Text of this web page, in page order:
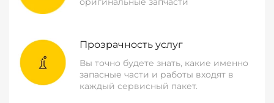
Прозрачность услуг
Вы точно будете знать, какие именно
запасные части и работы входят в
каждый сервисный пакет.